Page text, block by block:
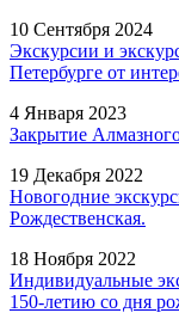
10 Сентября 2024
Экскурсии и
Петербурге от
4 Января 2023
Закрытие
19 Декабря 2022
Новогодние
Рождественская.
18 Ноября 2022
Индивидуальные
150-летию со дня